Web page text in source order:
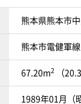
熊本県熊本市
熊本市電健軍
67.20m2 （
1989年01月（